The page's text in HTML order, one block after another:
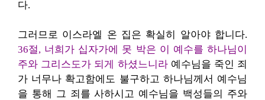
다.
그러므로 이스라엘 온 집은 확실히 알아야 합니다.
36절, 너희가 십자가에 못 박은 이 예수를 하나님이
주와 그리스도가 되게 하셨느니라 예수님을 죽인 죄
가 너무나 확고함에도 불구하고 하나님께서 예수님
을 통해 그 죄를 사하시고 예수님을 백성들의 주와